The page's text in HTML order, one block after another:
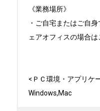
《業務場所》
・ご自宅またはご自
ェアオフィスの場合は
<ＰＣ環境・アプリケ
Windows,Mac